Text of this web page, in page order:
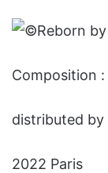
Reborn
Composition
distributed by
2022 Paris